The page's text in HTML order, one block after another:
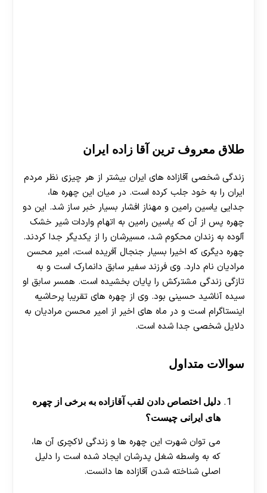
طلاق معروف ترین آقا زاده ایران
زندگی شخصی آقازاده های ایران بیشتر از هر چیزی نظر مردم
ایران را به خود جلب کرده است. در میان این چهره ها،
جدایی یاسین رامین و مهناز افشار بسیار خبر ساز شد. این دو
چهره پس از آن که یاسین رامین به اتهام واردات شیر خشک
آلوده به زندان محکوم شد، مسیرشان را از یکدیگر جدا کردند.
چهره دیگری که اخیرا بسیار جنجال آفریده است، امیر محسن
مرادیان نام دارد. وی فرزند سفیر سابق دانمارک است و به
تازگی زندگی مشترکش را پایان بخشیده است. همسر سابق او
سیده آناشید حسینی بود. وی از چهره های تقریبا پرحاشیه
اینستاگرام است و در ماه های اخیر از امیر محسن مرادیان به
دلایل شخصی جدا شده است.
سوالات متداول
دلیل اختصاص دادن لقب آقازاده به برخی از چهره
های ایرانی چیست؟
می توان شهرت این چهره ها و زندگی لاکچری آن ها،
که به واسطه شغل پدرشان ایجاد شده است را دلیل
اصلی شناخته شدن آقازاده ها دانست.